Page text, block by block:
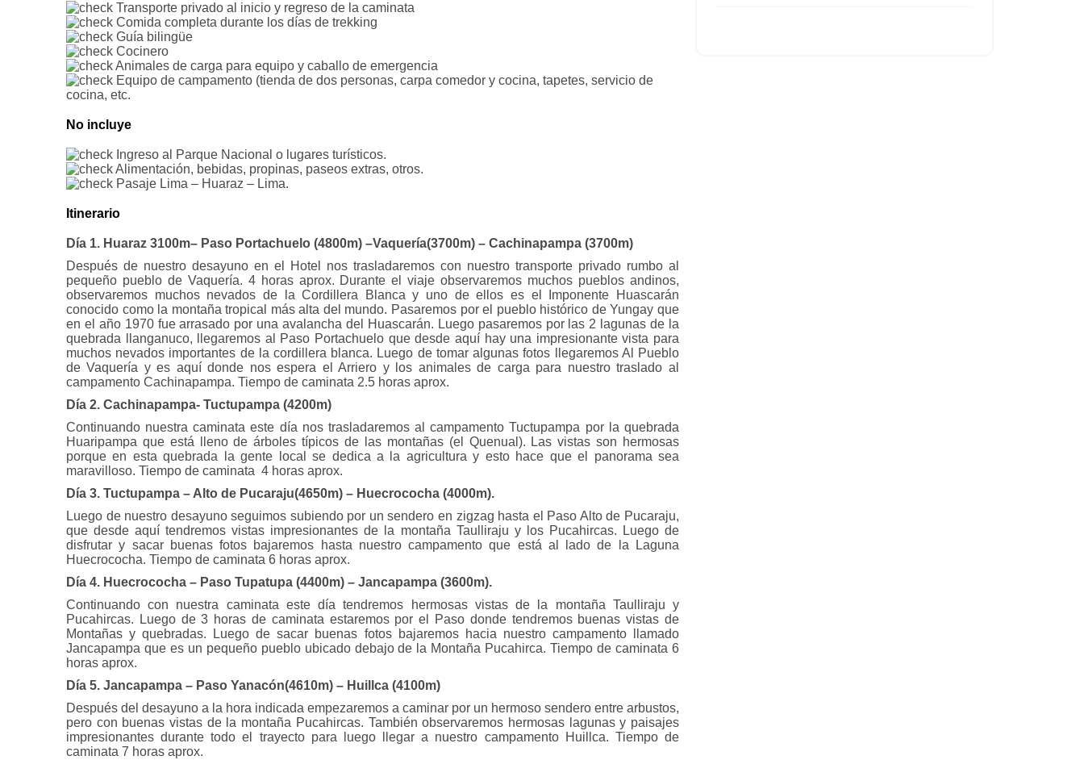
Transporte privado al inicio y regreso de la caminata
Comida completa durante los días de trekking
Guía bilingüe
Cocinero
Animales de carga para equipo y caballo de emergencia
Equipo de campamento (tienda de dos personas, carpa comedor y cocina, tapetes, servicio de
cocina, etc.
No incluye
Ingreso al Parque Nacional o lugares turísticos.
Alimentación, bebidas, propinas, paseos extras, otros.
Pasaje Lima – Huaraz – Lima.
Itinerario
Día 1. Huaraz 3100m– Paso Portachuelo (4800m) –Vaquería(3700m) – Cachinapampa (3700m)
Después de nuestro desayuno en el Hotel nos trasladaremos con nuestro transporte privado rumbo al
pequeño pueblo de Vaquería. 4 horas aprox. Durante el viaje observaremos muchos pueblos andinos,
observaremos muchos nevados de la Cordillera Blanca y uno de ellos es el Imponente Huascarán
conocido como la montaña tropical más alta del mundo. Pasaremos por el pueblo histórico de Yungay que
en el año 1970 fue arrasado por una avalancha del Huascarán. Luego pasaremos por las 2 lagunas de la
quebrada llanganuco, llegaremos al Paso Portachuelo que desde aquí hay una impresionante vista para
muchos nevados importantes de la cordillera blanca. Luego de tomar algunas fotos llegaremos Al Pueblo
de Vaquería y es aquí donde nos espera el Arriero y los animales de carga para nuestro traslado al
campamento Cachinapampa. Tiempo de caminata 2.5 horas aprox.
Día 2. Cachinapampa- Tuctupampa (4200m)
Continuando nuestra caminata este día nos trasladaremos al campamento Tuctupampa por la quebrada
Huaripampa que está lleno de árboles típicos de las montañas (el Quenual). Las vistas son hermosas
porque en esta quebrada la gente local se dedica a la agricultura y esto hace que el panorama sea
maravilloso. Tiempo de caminata 4 horas aprox.
Día 3. Tuctupampa – Alto de Pucaraju(4650m) – Huecrococha (4000m).
Luego de nuestro desayuno seguimos subiendo por un sendero en zigzag hasta el Paso Alto de Pucaraju,
que desde aquí tendremos vistas impresionantes de la montaña Taulliraju y los Pucahircas. Luego de
disfrutar y sacar buenas fotos bajaremos hasta nuestro campamento que está al lado de la Laguna
Huecrococha. Tiempo de caminata 6 horas aprox.
Día 4. Huecrococha – Paso Tupatupa (4400m) – Jancapampa (3600m).
Continuando con nuestra caminata este día tendremos hermosas vistas de la montaña Taulliraju y
Pucahircas. Luego de 3 horas de caminata estaremos por el Paso donde tendremos buenas vistas de
Montañas y quebradas. Luego de sacar buenas fotos bajaremos hacia nuestro campamento llamado
Jancapampa que es un pequeño pueblo ubicado debajo de la Montaña Pucahirca. Tiempo de caminata 6
horas aprox.
Día 5. Jancapampa – Paso Yanacón(4610m) – Huillca (4100m)
Después del desayuno a la hora indicada empezaremos a caminar por un hermoso sendero entre arbustos,
pero con buenas vistas de la montaña Pucahircas. También observaremos hermosas lagunas y paisajes
impresionantes durante todo el trayecto para luego llegar a nuestro campamento Huillca. Tiempo de
caminata 7 horas aprox.